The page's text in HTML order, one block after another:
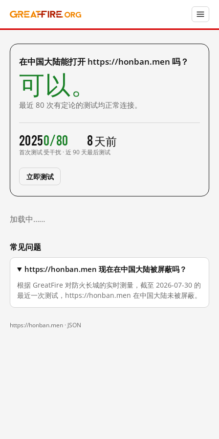
在中国大陆能打开 https://honban.men 吗？
可以。
最近 80 次有定论的测试均正常连接。
2025
首次测试
0/80
受干扰 · 近 90 天
8 天前
最后测试
立即测试
加载中……
常见问题
https://honban.men 现在在中国大陆被屏蔽吗？
根据 GreatFire 对防火长城的实时测量，截至 2026-07-30 的
最近一次测试，https://honban.men 在中国大陆未被屏蔽。
https://honban.men · JSON